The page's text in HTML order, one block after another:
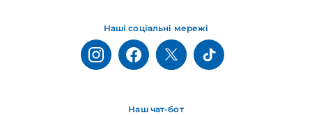
Наш чат-бот
Наші соціальні мережі